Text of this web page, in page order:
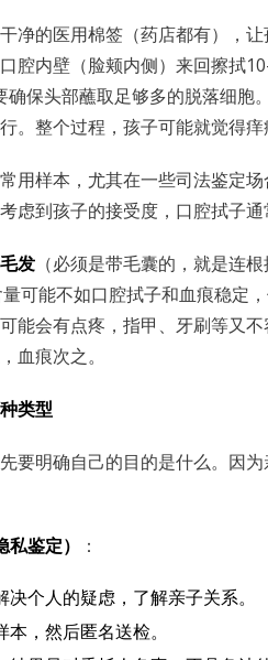
净的医用棉签（药店都有），
腔内壁（脸颊内侧）来回擦拭
保头部蘸取足够多的脱落细胞
。整个过程，孩子可能就觉得痒
用样本，尤其在一些司法鉴定
虑到孩子的接受度，口腔拭子通
毛发 （必须是带毛囊的，就是连
可能不如口腔拭子和血痕稳定
能会有点疼，指甲、牙刷等又
血痕次之。
类型
要明确自己的目的是什么。因为
鉴定） ：
个人的疑虑，了解亲子关系。
，然后匿名送检。